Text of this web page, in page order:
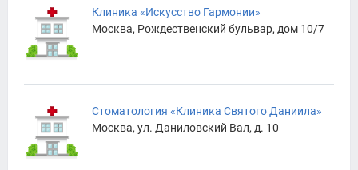
Клиника «Искусство Гармонии»
Москва, Рождественский бульвар, дом 10/7
Стоматология «Клиника Святого Даниила»
Москва, ул. Даниловский Вал, д. 10